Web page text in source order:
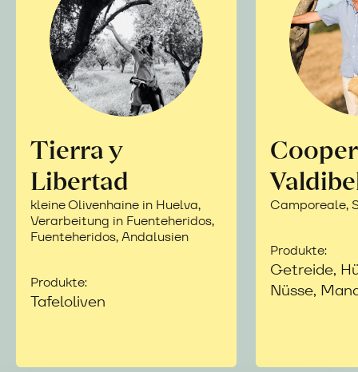
Tierra y
Libertad
kleine Olivenhaine in Huelva,
Verarbeitung in Fuenteheridos,
Fuenteheridos, Andalusien
Produkte:
Tafeloliven
Camporeale,
Produkte:
Getreide,
Nüsse,